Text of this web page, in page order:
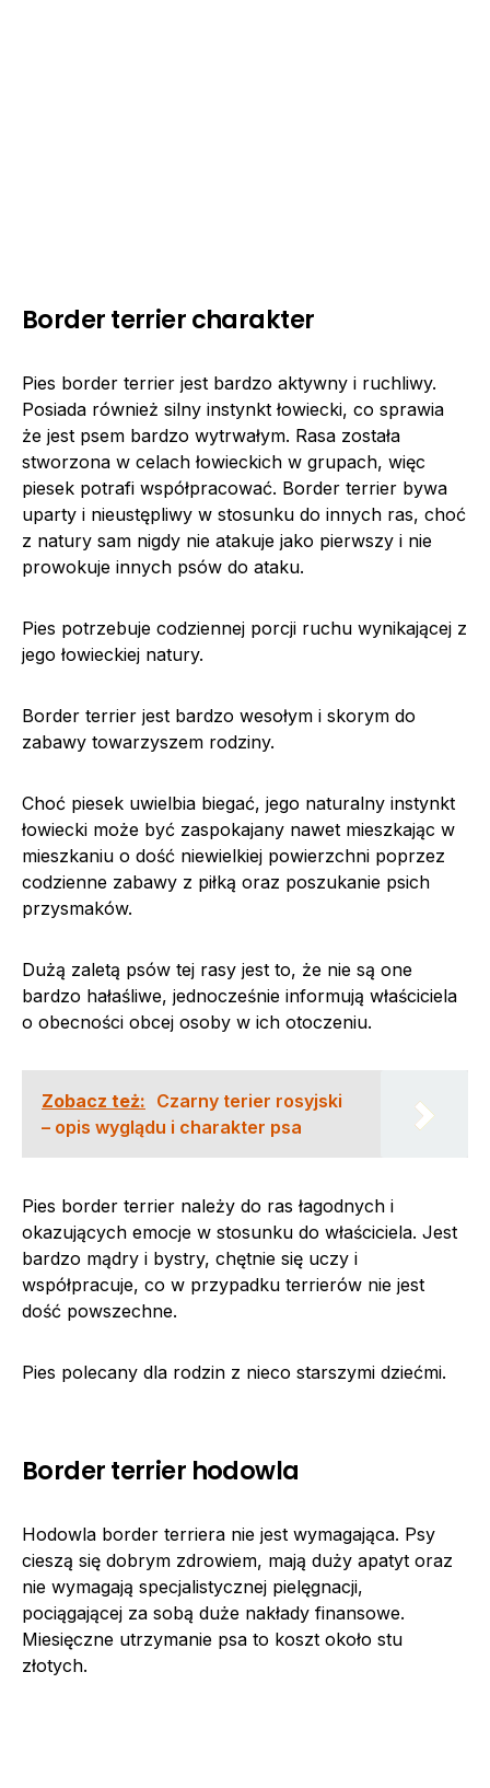
Border terrier charakter
Pies border terrier jest bardzo aktywny i ruchliwy.
Posiada również silny instynkt łowiecki, co sprawia
że jest psem bardzo wytrwałym. Rasa została
stworzona w celach łowieckich w grupach, więc
piesek potrafi współpracować. Border terrier bywa
uparty i nieustępliwy w stosunku do innych ras, choć
z natury sam nigdy nie atakuje jako pierwszy i nie
prowokuje innych psów do ataku.
Pies potrzebuje codziennej porcji ruchu wynikającej z
jego łowieckiej natury.
Border terrier jest bardzo wesołym i skorym do
zabawy towarzyszem rodziny.
Choć piesek uwielbia biegać, jego naturalny instynkt
łowiecki może być zaspokajany nawet mieszkając w
mieszkaniu o dość niewielkiej powierzchni poprzez
codzienne zabawy z piłką oraz poszukanie psich
przysmaków.
Dużą zaletą psów tej rasy jest to, że nie są one
bardzo hałaśliwe, jednocześnie informują właściciela
o obecności obcej osoby w ich otoczeniu.
Zobacz też: Czarny terier rosyjski
– opis wyglądu i charakter psa
Pies border terrier należy do ras łagodnych i
okazujących emocje w stosunku do właściciela. Jest
bardzo mądry i bystry, chętnie się uczy i
współpracuje, co w przypadku terrierów nie jest
dość powszechne.
Pies polecany dla rodzin z nieco starszymi dziećmi.
Border terrier hodowla
Hodowla border terriera nie jest wymagająca. Psy
cieszą się dobrym zdrowiem, mają duży apatyt oraz
nie wymagają specjalistycznej pielęgnacji,
pociągającej za sobą duże nakłady finansowe.
Miesięczne utrzymanie psa to koszt około stu
złotych.